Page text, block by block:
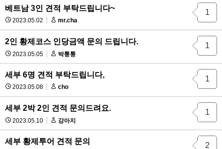
베트남 3인 견적 부탁드립니다~
2023.05.02 mr.cha
1
2인 황제코스 인당금액 문의 드립니다.
2023.05.05 박퉁퉁
1
세부 6명 견적 부탁드립니다,
2023.05.08 cho
1
세부 2박 2인 견적 문의드려요.
2023.05.10 강아지
1
세부 황제투어 견적 문의 2